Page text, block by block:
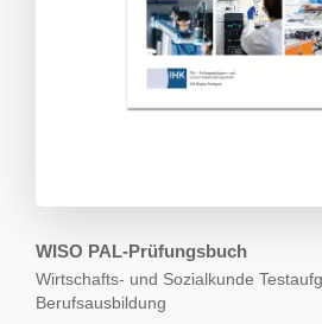
WISO PAL-Prüfungsbuch
Wirtschafts- und Sozialkunde
Berufsausbildung